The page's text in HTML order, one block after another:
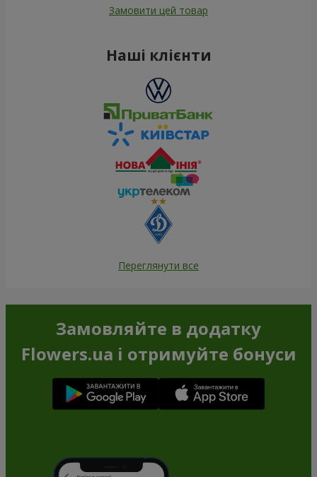
Замовити цей товар
Наші клієнти
Переглянути все
Замовляйте в додатку
Flowers.ua і отримуйте бонуси